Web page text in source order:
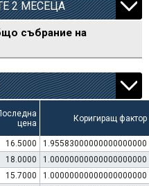
2 МЕСЕЦА
събрание на
цена
Коригиращ фактор
16.5000
1.95583000000000000000
18.0000
1.00000000000000000000
15.7000
1.00000000000000000000